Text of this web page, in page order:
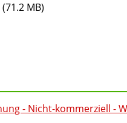
(71.2 MB)
- Nicht-kommerziell -